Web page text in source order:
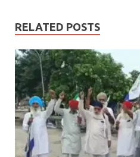
RELATED POSTS